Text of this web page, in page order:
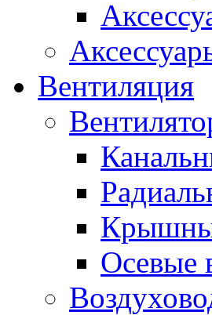
Вентиляция
Осевые